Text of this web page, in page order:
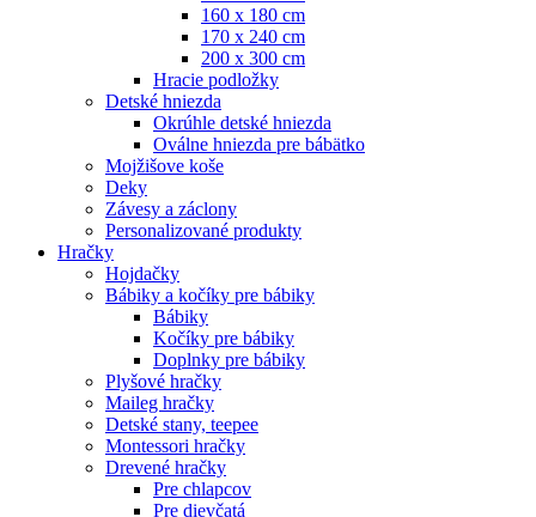
160 x 180 cm
170 x 240 cm
200 x 300 cm
Hracie podložky
Detské hniezda
Okrúhle detské hniezda
Oválne hniezda pre bábätko
Mojžišove koše
Deky
Závesy a záclony
Personalizované produkty
Hračky
Hojdačky
Bábiky a kočíky pre bábiky
Bábiky
Kočíky pre bábiky
Doplnky pre bábiky
Plyšové hračky
Maileg hračky
Detské stany, teepee
Montessori hračky
Drevené hračky
Pre chlapcov
Pre dievčatá